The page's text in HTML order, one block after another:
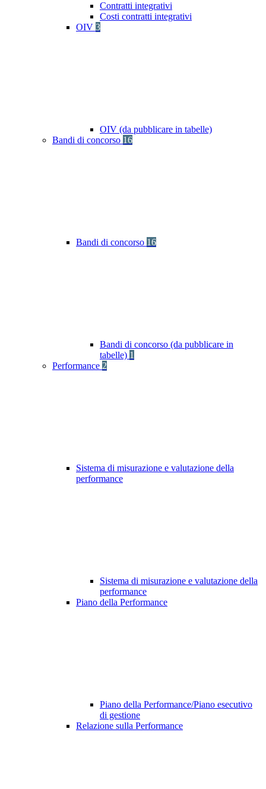
Contratti integrativi
Costi contratti integrativi
OIV 3
OIV (da pubblicare in tabelle)
Bandi di concorso 16
Bandi di concorso 16
Bandi di concorso (da pubblicare in
tabelle) 1
Performance 2
Sistema di misurazione e valutazione della
performance
Sistema di misurazione e valutazione della
performance
Piano della Performance
Piano della Performance/Piano esecutivo
di gestione
Relazione sulla Performance